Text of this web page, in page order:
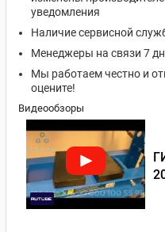
уведомления
Наличие сервисной
Менеджеры на связи 7
Мы работаем честно и
оцените!
Видеообзоры